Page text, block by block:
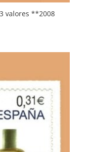
valores **2008